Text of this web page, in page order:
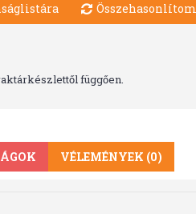
Összehasonlítom
függően.
VÉLEMÉNYEK (0)